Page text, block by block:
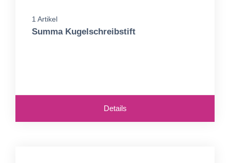
1 Artikel
Summa Kugelschreibstift
Details